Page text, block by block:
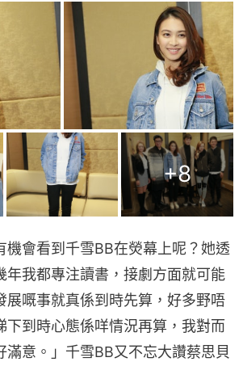
+8
機會看到千雪BB在熒幕上呢？她透
年我都專注讀書，接劇方面就可能
展嘅事就真係到時先算，好多野唔
下到時心態係咩情況再算，我對而
滿意。」千雪BB又不忘大讚蔡思貝